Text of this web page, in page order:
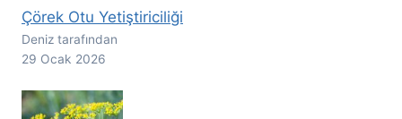
Çörek Otu Yetiştiriciliği
Deniz tarafından
29 Ocak 2026